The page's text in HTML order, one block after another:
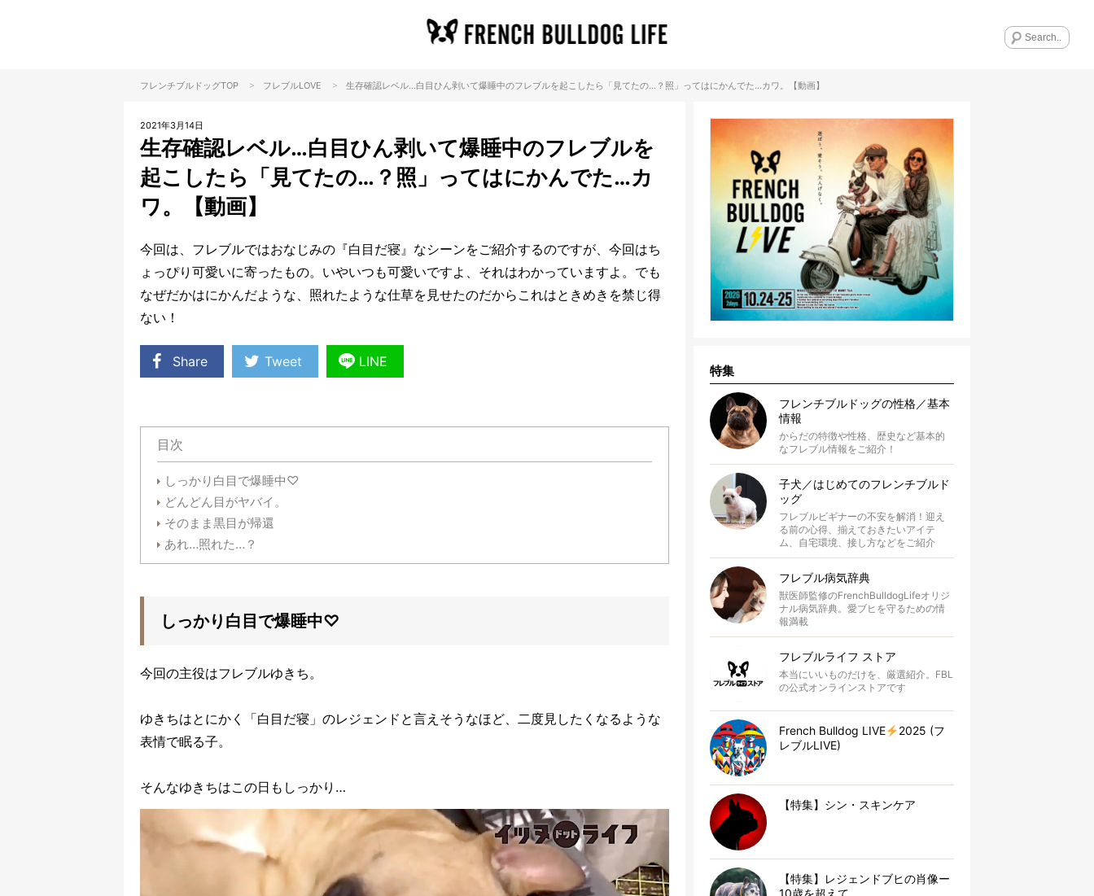
フレンチブルドッグTOP > フレブルLOVE > 生存確認レベル…白目ひん剥いて爆睡中のフレブルを起こしたら「見てたの…？照」ってはにかんでた…カワ。【動画】
2021年3月14日
生存確認レベル…白目ひん剥いて爆睡中のフレブルを
起こしたら「見てたの…？照」ってはにかんでた…カ
ワ。【動画】
今回は、フレブルではおなじみの『白目だ寝』なシーンをご紹介するのですが、今回はち
ょっぴり可愛いに寄ったもの。いやいつも可愛いですよ、それはわかっていますよ。でも
なぜだかはにかんだような、照れたような仕草を見せたのだからこれはときめきを禁じ得
ない！
Share Tweet LINE
目次
しっかり白目で爆睡中♡
どんどん目がヤバイ。
そのまま黒目が帰還
あれ…照れた…？
しっかり白目で爆睡中♡
今回の主役はフレブルゆきち。
ゆきちはとにかく「白目だ寝」のレジェンドと言えそうなほど、二度見したくなるような
表情で眠る子。
そんなゆきちはこの日もしっかり…
特集
フレンチブルドッグの性格／基本
情報
からだの特徴や性格、歴史など基本的
なフレブル情報をご紹介！
子犬／はじめてのフレンチブルド
ッグ
フレブルビギナーの不安を解消！迎え
る前の心得、揃えておきたいアイテ
ム、自宅環境、接し方などをご紹介
フレブル病気辞典
獣医師監修のFrenchBulldogLifeオリジ
ナル病気辞典。愛ブヒを守るための情
報満載
フレブルライフ ストア
本当にいいものだけを、厳選紹介。FBL
の公式オンラインストアです
French Bulldog LIVE
2025 (フ
レブルLIVE)
【特集】シン・スキンケア
【特集】レジェンドブヒの肖像ー